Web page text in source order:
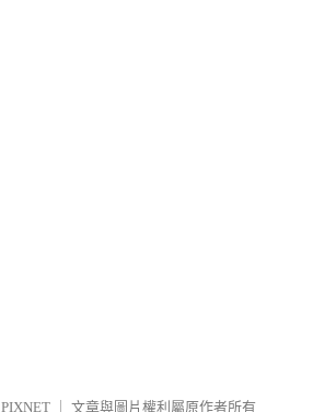
PIXNET 文章與圖片權利屬原作者所有